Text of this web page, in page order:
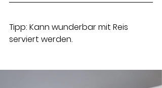
Tipp: Kann wunderbar mit Reis
serviert werden.